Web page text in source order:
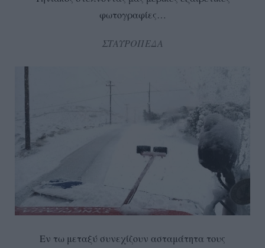
φωτογραφίες…
ΣΤΑΥΡΟΠΕΔΑ
Εν τω μεταξύ συνεχίζουν ασταμάτητα τους